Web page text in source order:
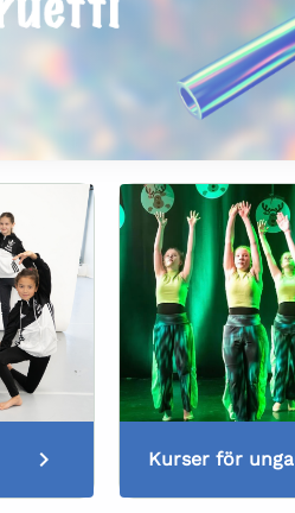
Kurser för unga